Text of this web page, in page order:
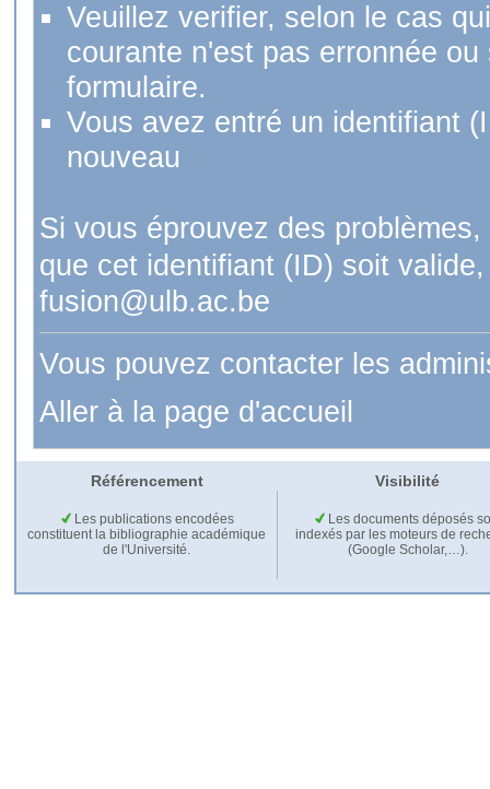
Veuillez verifier, selon le cas
courante n'est pas erronnée
formulaire.
Vous avez entré un identifiant
nouveau
Si vous éprouvez des
que cet identifiant (ID) soit
fusion@ulb.ac.be
Vous pouvez contacter les
Aller à la page d'accueil
Référencement Visibilité
Les publications encodées
constituent la bibliographie académique
de l'Université.
Les documents déposés
indexés par les moteurs de
(Google Scholar,…).